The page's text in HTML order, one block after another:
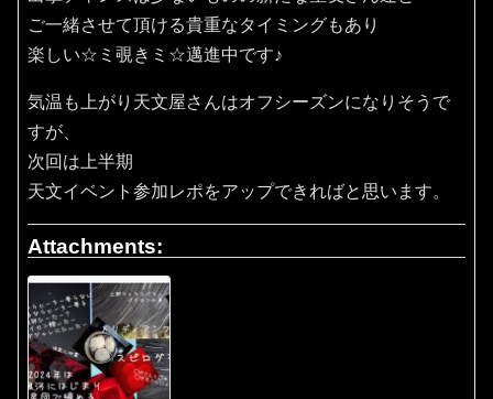
ご一緒させて頂ける貴重なタイミングもあり
楽しい☆ミ覗きミ☆邁進中です♪
気温も上がり天文屋さんはオフシーズンになりそうで
すが、
次回は上半期
天文イベント参加レポをアップできればと思います。
Attachments: